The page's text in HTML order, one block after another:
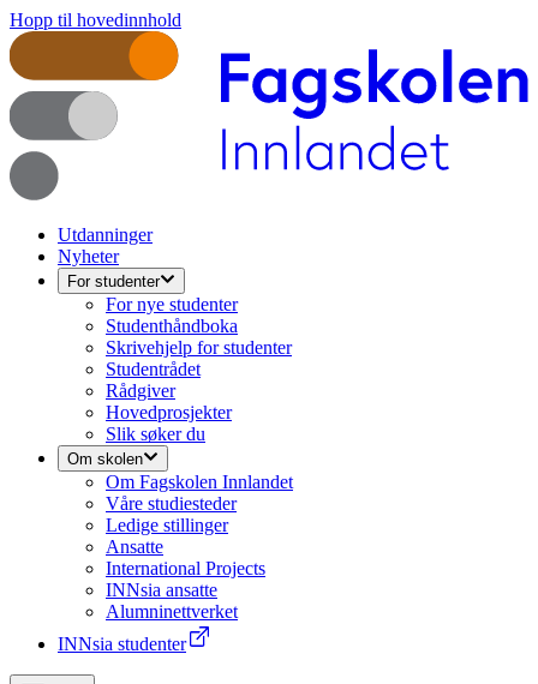
Hopp til hovedinnhold
Utdanninger
Nyheter
For studenter
For nye studenter
Studenthåndboka
Skrivehjelp for studenter
Studentrådet
Rådgiver
Hovedprosjekter
Slik søker du
Om skolen
Om Fagskolen Innlandet
Våre studiesteder
Ledige stillinger
Ansatte
International Projects
INNsia ansatte
Alumninettverket
INNsia studenter